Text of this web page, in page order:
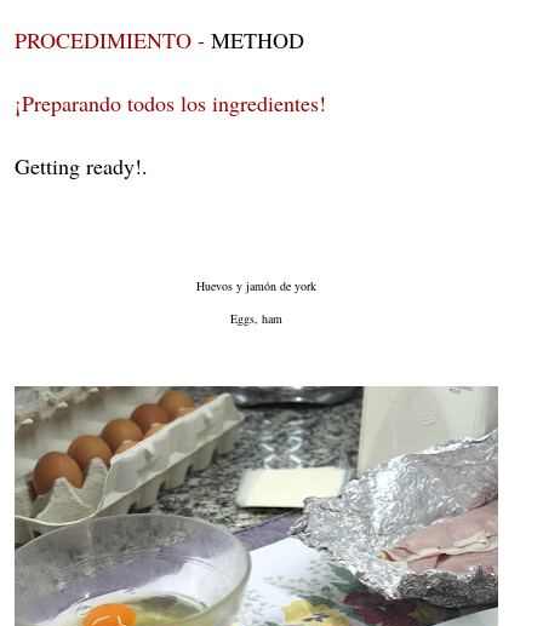
PROCEDIMIENTO -METHOD
¡Preparando todos los ingredientes!
Getting ready!.
Huevos y jamón de york
Eggs, ham